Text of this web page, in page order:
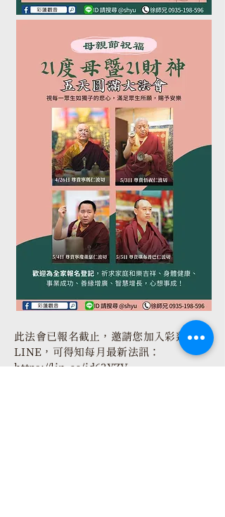
此法會已報名截止，邀請您加入彩蓮觀音
LINE，可得知每月最新法訊：
https://lin.ee/id63YZV